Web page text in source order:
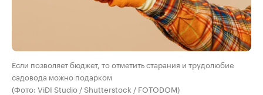
Если позволяет бюджет, то отметить старания и трудолюбие
садовода можно подарком
(Фото: ViDI Studio / Shutterstock / FOTODOM)